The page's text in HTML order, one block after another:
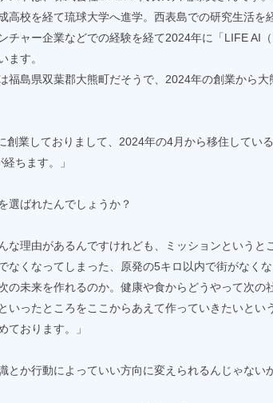
高校を経て琉球大学へ進学。西表島での研究生活を
チャー企業などでの経験を経て2024年に「LIFE AI（
ます。
福島県双葉郡大熊町だそうで、2024年の創業から大
創業しておりまして、2024年の4月から移住してい
ちます。」
選ばれたんでしょうか？
な理由があるんですけれども、ミッションというと
なくなってしまった、原発の5キロ以内で街がなく
の未来を作れるのか。健康や食からどうやって次の
いったところをここからあえて作っていきたいとい
ております。」
とか行動によっていい方向に変えられるんじゃない